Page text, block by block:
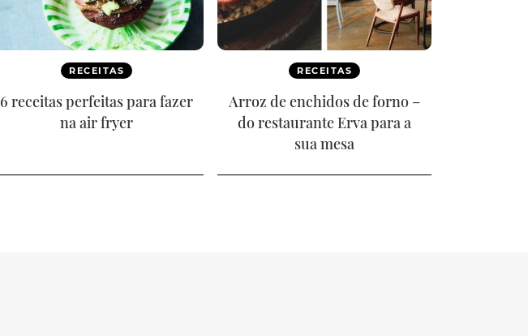
RECEITAS
6 receitas perfeitas para fazer
na air fryer
RECEITAS
Arroz de enchidos de forno –
do restaurante Erva para a
sua mesa